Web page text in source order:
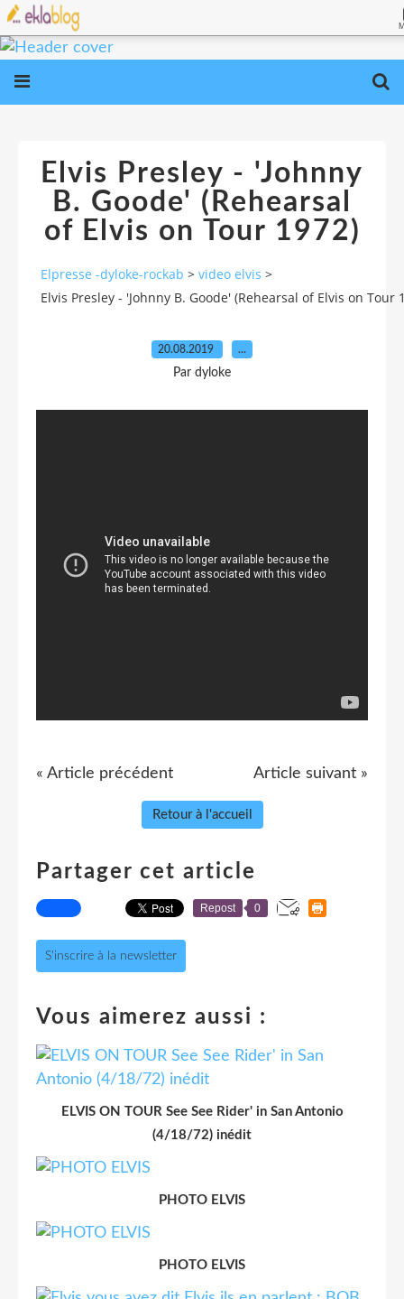
Elvis Presley - 'Johnny
B. Goode' (Rehearsal
of Elvis on Tour 1972)
Elpresse -dyloke-rockab > video elvis >
Elvis Presley - 'Johnny B. Goode' (Rehearsal of Elvis on Tour
20.08.2019 …
Par dyloke
« Article précédent Article suivant »
Retour à l'accueil
Partager cet article
Repost 0
S'inscrire à la newsletter
Vous aimerez aussi :
ELVIS ON TOUR See See Rider' in San Antonio
(4/18/72) inédit
PHOTO ELVIS
PHOTO ELVIS